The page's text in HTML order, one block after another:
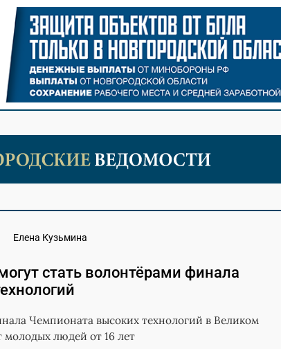
Елена Кузьмина
стать волонтёрами финала
Чемпионата высоких технологий в Великом
людей от 16 лет